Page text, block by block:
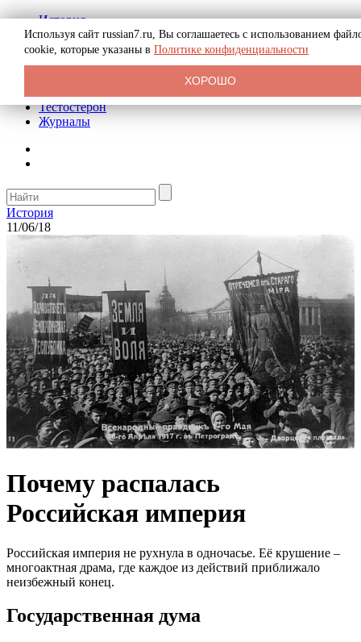
История
Биография
Криминал
Реклама на сайте
Тестостерон
Журналы
История
11/06/18
Почему распалась
Российская империя
Российская империя не рухнула в одночасье. Её крушение –
многоактная драма, где каждое из действий приближало
неизбежный конец.
Государственная дума
Используя сайт russian7.ru, Вы соглашаетесь с использованием
cookie, которые указаны в Политике конфиденциальности
ХОРОШО